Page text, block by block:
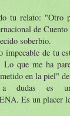
tu relato: "Otro
de
soberbio.
impecable de tu
que me ha
en la piel"
dudas es un
Es un placer